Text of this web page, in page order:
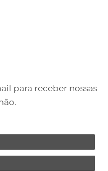
para receber nossas